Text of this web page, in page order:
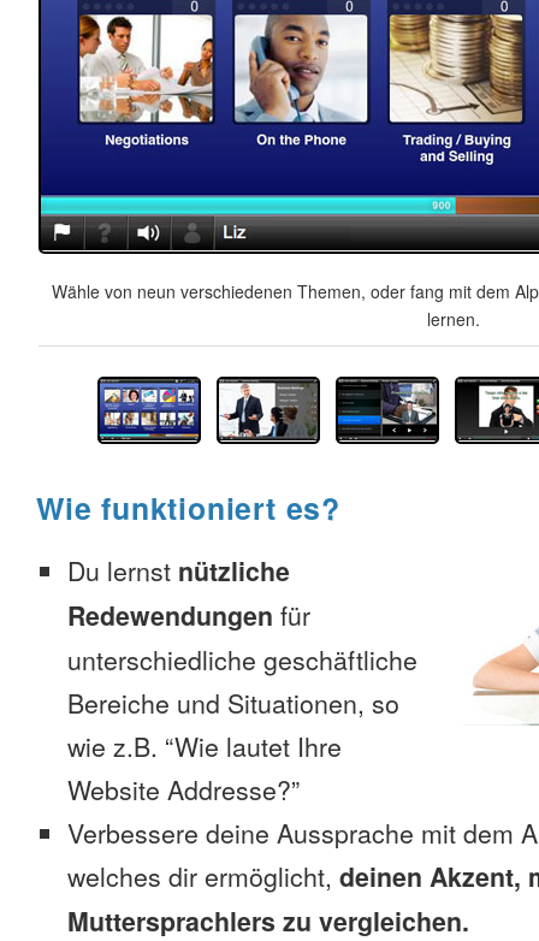
Wähle von neun verschiedenen Themen, oder fang mit dem
lernen.
Wie funktioniert es?
Du lernst nützliche
Redewendungen für
unterschiedliche geschäftliche
Bereiche und Situationen, so
wie z.B. “Wie lautet Ihre
Website Addresse?”
Verbessere deine Aussprache mit dem
welches dir ermöglicht, deinen Akzent,
Muttersprachlers zu vergleichen.